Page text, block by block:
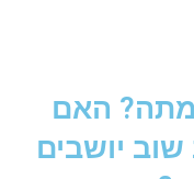
מתה? האם
שוב יושבים